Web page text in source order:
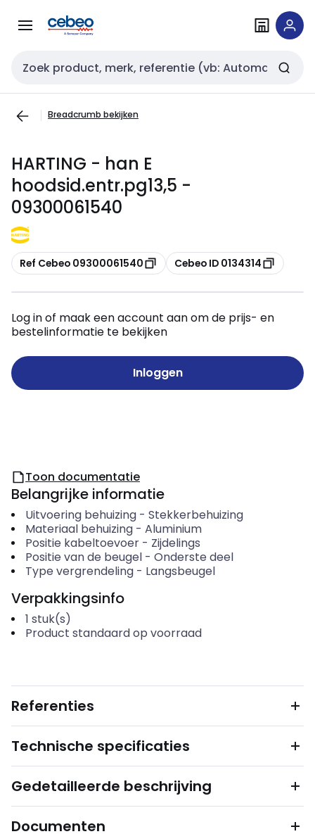
naar
naar
Zoekveld invoer
Breadcrumb bekijken
HARTING - han E
hoodsid.entr.pg13,5 -
09300061540
Kopiëren
Ref Cebeo 09300061540 Kopiëren
Cebeo ID 0134314
Log in of maak een account aan om de prijs- en
bestelinformatie te bekijken
Inloggen
Toon documentatie
Belangrijke informatie
Uitvoering behuizing- Stekkerbehuizing
Materiaal behuizing- Aluminium
Positie kabeltoevoer- Zijdelings
Positie van de beugel- Onderste deel
Type vergrendeling- Langsbeugel
Verpakkingsinfo
1 stuk(s)
Product standaard op voorraad
Referenties
Technische specificaties
Gedetailleerde beschrijving
Documenten